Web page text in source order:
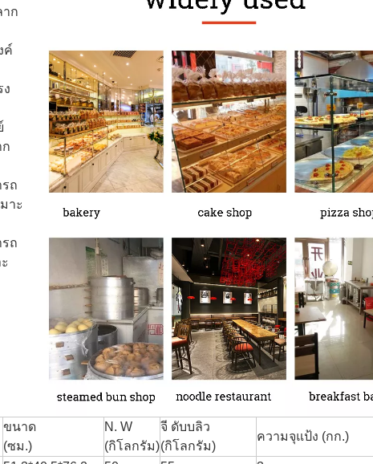
ก
ค์
ถ
าะ
ถ
ขนาด
(ซม.)
N. W
(กิโลกรัม)
จี ดับบลิว
(กิโลกรัม)
ความจุแป้ง (กก.)